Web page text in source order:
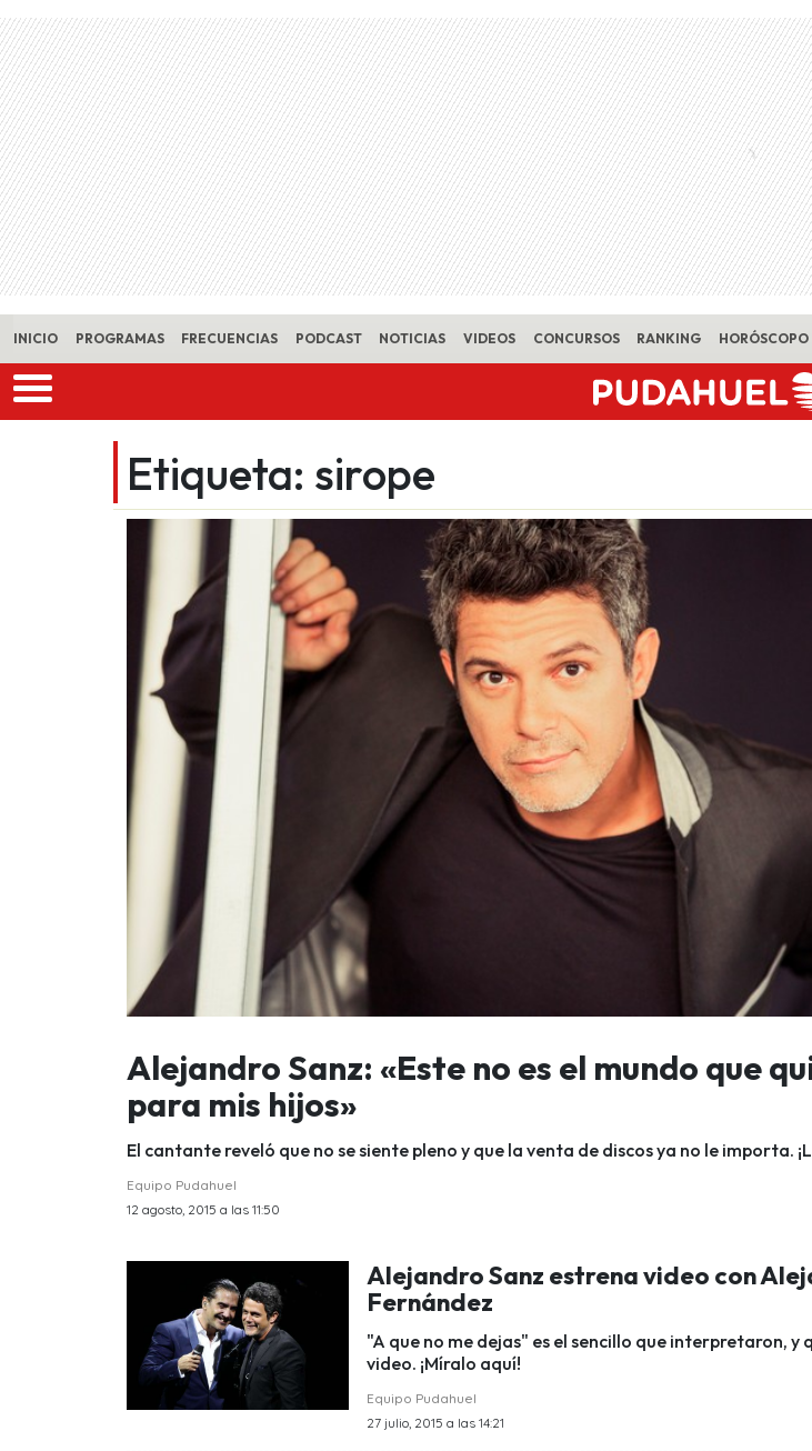
Skip to main content
INICIO PROGRAMAS FRECUENCIAS PODCAST NOTICIAS VIDEOS CONCURSOS RANKING HORÓSCOPO
Etiqueta: sirope
Alejandro Sanz: «Este no es el mundo que
para mis hijos»
El cantante reveló que no se siente pleno y que la venta de discos ya no le importa.
Equipo Pudahuel
12 agosto, 2015 a las 11:50
Alejandro Sanz estrena video con
Fernández
"A que no me dejas" es el sencillo que interpretaron, y
video. ¡Míralo aquí!
Equipo Pudahuel
27 julio, 2015 a las 14:21